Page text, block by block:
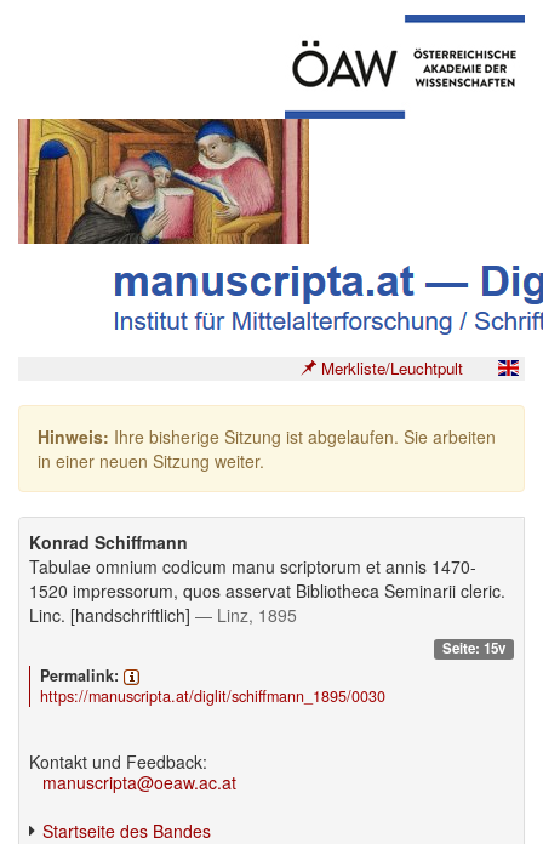
Merkliste/Leuchtpult
Hinweis: Ihre bisherige Sitzung ist abgelaufen. Sie arbeiten
in einer neuen Sitzung weiter.
Konrad Schiffmann
Tabulae omnium codicum manu scriptorum et annis 1470-
1520 impressorum, quos asservat Bibliotheca Seminarii cleric.
Linc. [handschriftlich] — Linz, 1895
Seite: 15v
Permalink:
https://manuscripta.at/diglit/schiffmann_1895/0030
Kontakt und Feedback:
manuscripta@oeaw.ac.at
Startseite des Bandes